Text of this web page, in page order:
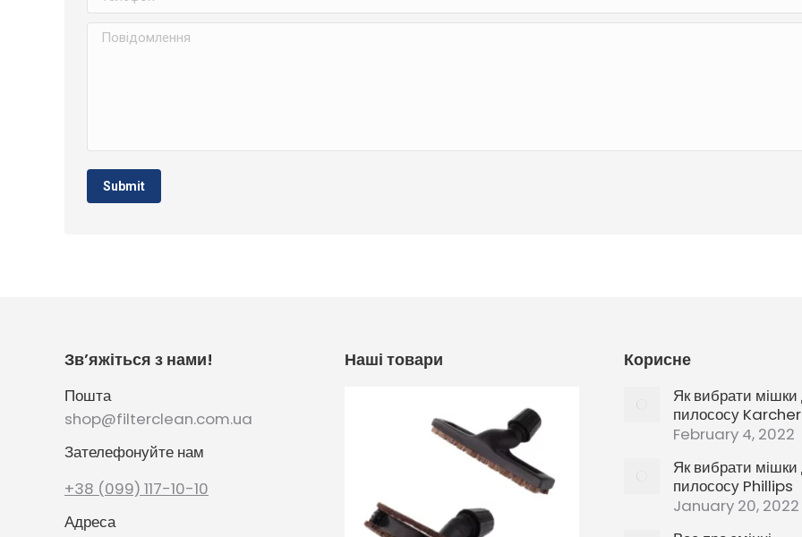
Повідомлення
Submit
Зв’яжіться з нами!
Пошта
shop@filterclean.com.ua
Зателефонуйте нам
+38 (099) 117-10-10
Адреса
Наші товари Корисне
Як вибрати
пилососу Karcher
February 4, 2022
Як вибрати
пилососу Phillips
January 20, 2022